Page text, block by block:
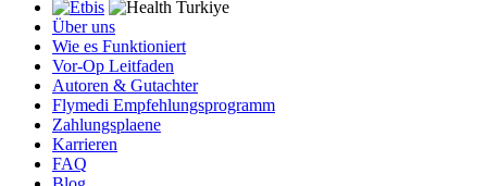
Über uns
Wie es Funktioniert
Vor-Op Leitfaden
Autoren & Gutachter
Flymedi Empfehlungsprogramm
Zahlungsplaene
Karrieren
FAQ